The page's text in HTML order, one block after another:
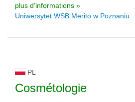
plus d'informations »
Uniwersytet WSB Merito w Poznaniu
PL
Cosmétologie